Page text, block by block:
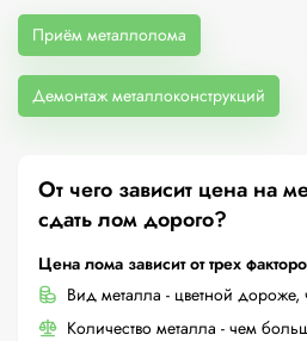
Приём металлолома
Демонтаж металлоконструкций
От чего зависит цена на
сдать лом дорого?
Цена лома зависит от трех
Вид металла - цветной
Количество металла - чем